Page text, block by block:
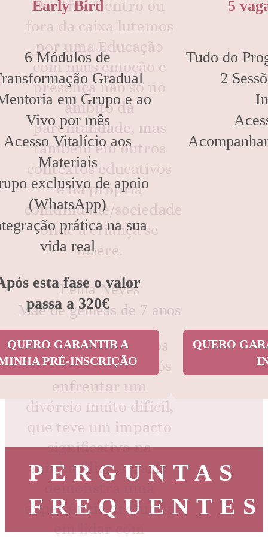
Positiva. Dentro ou
fora da caixa lutemos
por uma Educação
com mais emoção e
presença não só no
âmbito da
parentalidade, mas
também em outros
contextos educativos
e na própria
comunidade/sociedade
onde a criança se
insere.
Lénia Neves
Mãe de gémeas de 7 anos
Recorri aos serviços
da Carla Escada após
enfrentar um
divórcio muito difícil,
que teve um impacto
significativo na
minha filha. A Carla
experiência profunda
em lidar com
Early Bird
6 Módulos de
Gradual
em Grupo e ao
Vivo por mês
Acesso Vitalício aos
Materiais
exclusivo de apoio
(WhatsApp)
prática na sua
vida real
esta fase o valor
passa a 320€
QUERO GARANTIR A
PRÉ-INSCRIÇÃO
5
Tudo do
2
QUERO
PERGUNTAS
FREQUENTES